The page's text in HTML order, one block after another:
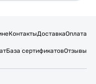
КонтактыДоставкаОплата
База сертификатовОтзывы